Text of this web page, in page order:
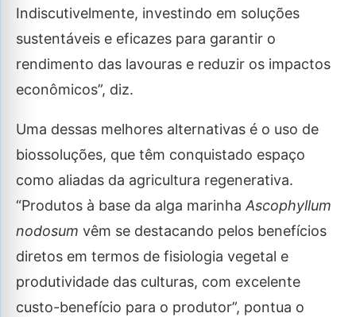
Indiscutivelmente, investindo em soluções
sustentáveis e eficazes para garantir o
rendimento das lavouras e reduzir os impactos
econômicos”, diz.
Uma dessas melhores alternativas é o uso de
biossoluções, que têm conquistado espaço
como aliadas da agricultura regenerativa.
“Produtos à base da alga marinhaAscophyllum
nodosum vêm se destacando pelos benefícios
diretos em termos de fisiologia vegetal e
produtividade das culturas, com excelente
custo-benefício para o produtor”, pontua o